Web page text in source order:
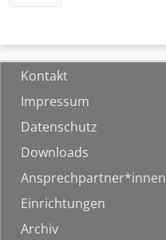
Kontakt
Impressum
Datenschutz
Downloads
Ansprechpartner*innen
Einrichtungen
Archiv